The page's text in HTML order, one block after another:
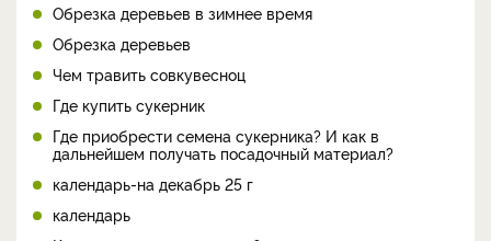
Обрезка деревьев в зимнее время
Обрезка деревьев
Чем травить совкувесноц
Где купить сукерник
Где приобрести семена сукерника? И как в
дальнейшем получать посадочный материал?
календарь-на декабрь 25 г
календарь